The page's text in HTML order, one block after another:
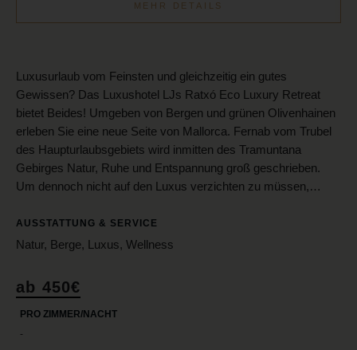
MEHR DETAILS
Luxusurlaub vom Feinsten und gleichzeitig ein gutes
Gewissen? Das Luxushotel LJs Ratxó Eco Luxury Retreat
bietet Beides! Umgeben von Bergen und grünen Olivenhainen
erleben Sie eine neue Seite von Mallorca. Fernab vom Trubel
des Haupturlaubsgebiets wird inmitten des Tramuntana
Gebirges Natur, Ruhe und Entspannung groß geschrieben.
Um dennoch nicht auf den Luxus verzichten zu müssen,…
AUSSTATTUNG & SERVICE
Natur, Berge, Luxus, Wellness
ab 450€
PRO ZIMMER/NACHT
-